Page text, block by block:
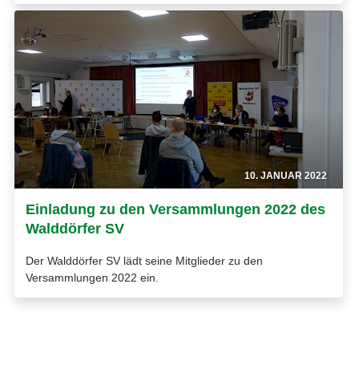
10. JANUAR 2022
Einladung zu den Versammlungen 2022 des
Walddörfer SV
Der Walddörfer SV lädt seine Mitglieder zu den
Versammlungen 2022 ein.